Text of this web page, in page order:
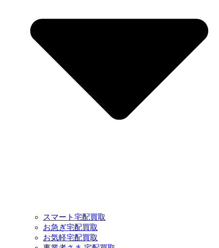
スマート宅配買取
お急ぎ宅配買取
お気軽宅配買取